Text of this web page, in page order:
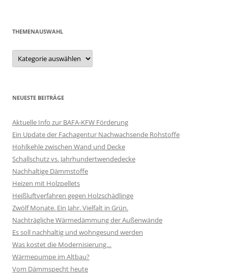
THEMENAUSWAHL
Themenauswahl
NEUESTE BEITRÄGE
Aktuelle Info zur BAFA-KFW Förderung
Ein Update der Fachagentur Nachwachsende Rohstoffe
Hohlkehle zwischen Wand und Decke
Schallschutz vs. Jahrhundertwendedecke
Nachhaltige Dämmstoffe
Heizen mit Holzpellets
Heißluftverfahren gegen Holzschädlinge
Zwölf Monate. Ein Jahr. Vielfalt in Grün.
Nachträgliche Wärmedämmung der Außenwände
Es soll nachhaltig und wohngesund werden
Was kostet die Modernisierung…
Wärmepumpe im Altbau?
Vom Dämmspecht heute